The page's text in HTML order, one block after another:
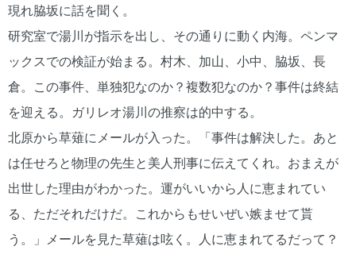
現れ脇坂に話を聞く。
研究室で湯川が指示を出し、その通りに動く内海。ペンマ
ックスでの検証が始まる。村木、加山、小中、脇坂、長
倉。この事件、単独犯なのか？複数犯なのか？事件は終結
を迎える。ガリレオ湯川の推察は的中する。
北原から草薙にメールが入った。「事件は解決した。あと
は任せろと物理の先生と美人刑事に伝えてくれ。おまえが
出世した理由がわかった。運がいいから人に恵まれてい
る、ただそれだけだ。これからもせいぜい嫉ませて貰
う。」メールを見た草薙は呟く。人に恵まれてるだって？